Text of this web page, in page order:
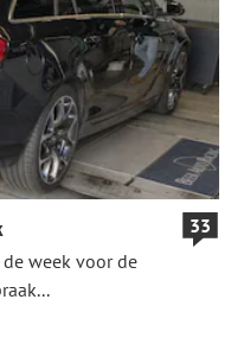
33
week voor de